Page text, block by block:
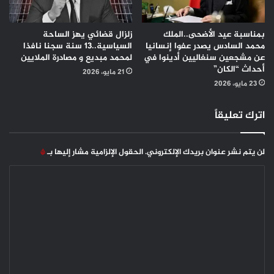
بمناسبة عيد الأضحى..الملك
محمد السادس يصدر عفوا إنسانيا
عن مشجعين سنغاليين أدينوا في
أحداث “الكان”
23 مايو، 2026
زلزال قضائي يهز الساحة
السياسية..13 سنة سجنا نافذا
لمحمد مبديع و مصادرة الملايين
21 مايو، 2026
اترك تعليقاً
لن يتم نشر عنوان بريدك الإلكتروني.الحقول الإلزامية مشار إليها بـ*